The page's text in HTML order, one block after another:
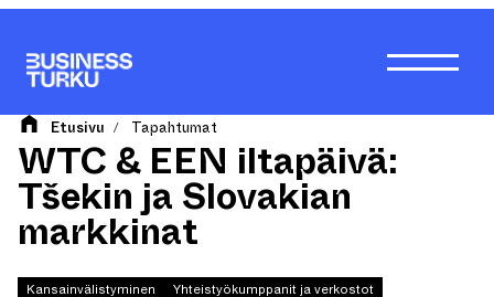
Etusivu / Tapahtumat
WTC & EEN iltapäivä:
Tšekin ja Slovakian
markkinat
Kansainvälistyminen Yhteistyökumppanit ja verkostot